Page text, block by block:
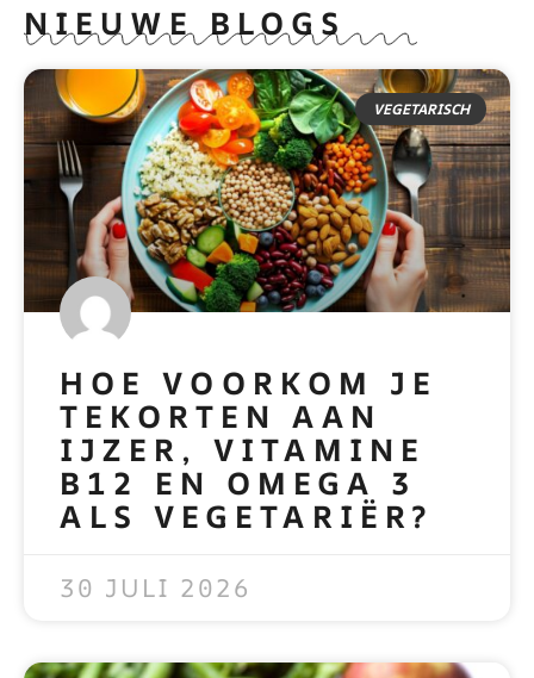
NIEUWE BLOGS
VEGETARISCH
HOE VOORKOM JE
TEKORTEN AAN
IJZER, VITAMINE
B12 EN OMEGA 3
ALS VEGETARIËR?
30 JULI 2026